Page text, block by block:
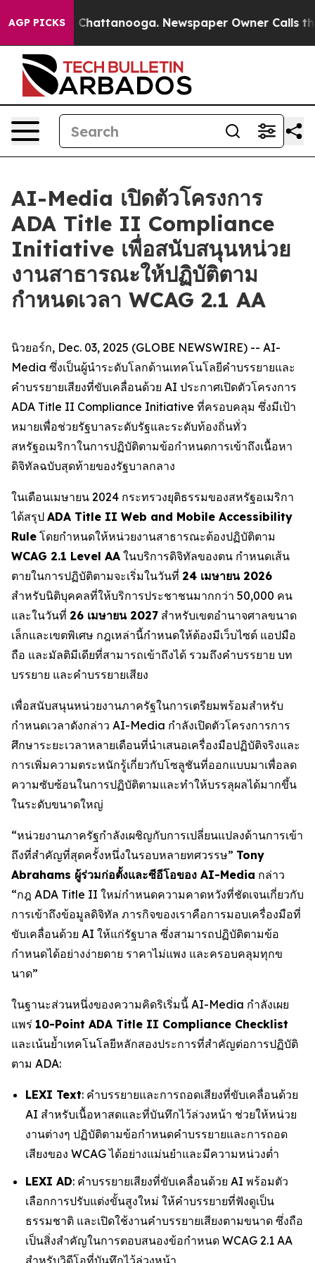
AGP PICKSin Chattanooga. Newspaper Owner Calls the
AI-Media เปิดตัวโครงการ
ADA Title II Compliance
Initiative เพื่อสนับสนุนหน่วย
งานสาธารณะให้ปฏิบัติตาม
กำหนดเวลา WCAG 2.1 AA
นิวยอร์ก, Dec. 03, 2025 (GLOBE NEWSWIRE) -- AI-
Media ซึ่งเป็นผู้นำระดับโลกด้านเทคโนโลยีคำบรรยายและ
คำบรรยายเสียงที่ขับเคลื่อนด้วย AI ประกาศเปิดตัวโครงการ
ADA Title II Compliance Initiative ที่ครอบคลุม ซึ่งมีเป้า
หมายเพื่อช่วยรัฐบาลระดับรัฐและระดับท้องถิ่นทั่ว
สหรัฐอเมริกาในการปฏิบัติตามข้อกำหนดการเข้าถึงเนื้อหา
ดิจิทัลฉบับสุดท้ายของรัฐบาลกลาง
ในเดือนเมษายน 2024 กระทรวงยุติธรรมของสหรัฐอเมริกา
ได้สรุป ADA Title II Web and Mobile Accessibility
Rule โดยกำหนดให้หน่วยงานสาธารณะต้องปฏิบัติตาม
WCAG 2.1 Level AA ในบริการดิจิทัลของตน กำหนดเส้น
ตายในการปฏิบัติตามจะเริ่มในวันที่ 24 เมษายน 2026
สำหรับนิติบุคคลที่ให้บริการประชาชนมากกว่า 50,000 คน
และในวันที่ 26 เมษายน 2027 สำหรับเขตอำนาจศาลขนาด
เล็กและเขตพิเศษ กฎเหล่านี้กำหนดให้ต้องมีเว็บไซต์ แอปมือ
ถือ และมัลติมีเดียที่สามารถเข้าถึงได้ รวมถึงคำบรรยาย บท
บรรยาย และคำบรรยายเสียง
เพื่อสนับสนุนหน่วยงานภาครัฐในการเตรียมพร้อมสำหรับ
กำหนดเวลาดังกล่าว AI-Media กำลังเปิดตัวโครงการการ
ศึกษาระยะเวลาหลายเดือนที่นำเสนอเครื่องมือปฏิบัติจริงและ
การเพิ่มความตระหนักรู้เกี่ยวกับโซลูชันที่ออกแบบมาเพื่อลด
ความซับซ้อนในการปฏิบัติตามและทำให้บรรลุผลได้มากขึ้น
ในระดับขนาดใหญ่
“หน่วยงานภาครัฐกำลังเผชิญกับการเปลี่ยนแปลงด้านการเข้า
ถึงที่สำคัญที่สุดครั้งหนึ่งในรอบหลายทศวรรษ” Tony
Abrahams ผู้ร่วมก่อตั้งและซีอีโอของ AI-Media กล่าว
“กฎ ADA Title II ใหม่กำหนดความคาดหวังที่ชัดเจนเกี่ยวกับ
การเข้าถึงข้อมูลดิจิทัล ภารกิจของเราคือการมอบเครื่องมือที่
ขับเคลื่อนด้วย AI ให้แก่รัฐบาล ซึ่งสามารถปฏิบัติตามข้อ
กำหนดได้อย่างง่ายดาย ราคาไม่แพง และครอบคลุมทุกข
นาด”
ในฐานะส่วนหนึ่งของความคิดริเริ่มนี้ AI-Media กำลังเผย
แพร่ 10-Point ADA Title II Compliance Checklist
และเน้นย้ำเทคโนโลยีหลักสองประการที่สำคัญต่อการปฏิบัติ
ตาม ADA:
LEXI Text: คำบรรยายและการถอดเสียงที่ขับเคลื่อนด้วย
AI สำหรับเนื้อหาสดและที่บันทึกไว้ล่วงหน้า ช่วยให้หน่วย
งานต่างๆ ปฏิบัติตามข้อกำหนดคำบรรยายและการถอด
เสียงของ WCAG ได้อย่างแม่นยำและมีความหน่วงต่ำ
LEXI AD: คำบรรยายเสียงที่ขับเคลื่อนด้วย AI พร้อมตัว
เลือกการปรับแต่งขั้นสูงใหม่ ให้คำบรรยายที่ฟังดูเป็น
ธรรมชาติ และเปิดใช้งานคำบรรยายเสียงตามขนาด ซึ่งถือ
เป็นสิ่งสำคัญในการตอบสนองข้อกำหนด WCAG 2.1 AA
สำหรับวิดีโอที่บันทึกไว้ล่วงหน้า